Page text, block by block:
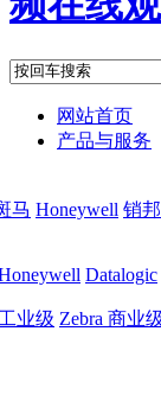
网站首页
产品与服务
马 Honeywell 销
Datalogic
业级 Zebra 商业